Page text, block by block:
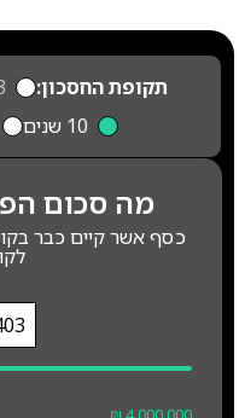
תקופת החסכון: 3
10 שנים
מה סכום
כסף אשר קיים כבר